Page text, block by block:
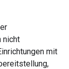
nicht
mit